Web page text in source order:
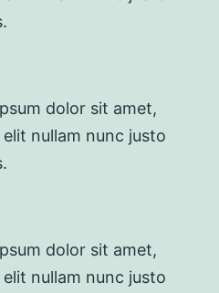
dolor sit amet,
nullam nunc justo
dolor sit amet,
nullam nunc justo